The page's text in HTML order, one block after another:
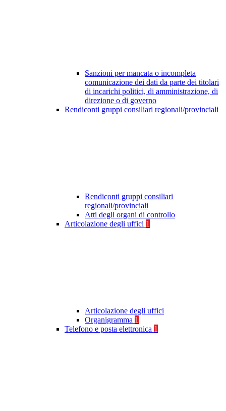
Sanzioni per mancata o incompleta
comunicazione dei dati da parte dei titolari
di incarichi politici, di amministrazione, di
direzione o di governo
Rendiconti gruppi consiliari regionali/provinciali
Rendiconti gruppi consiliari
regionali/provinciali
Atti degli organi di controllo
Articolazione degli uffici 1
Articolazione degli uffici
Organigramma 1
Telefono e posta elettronica 1